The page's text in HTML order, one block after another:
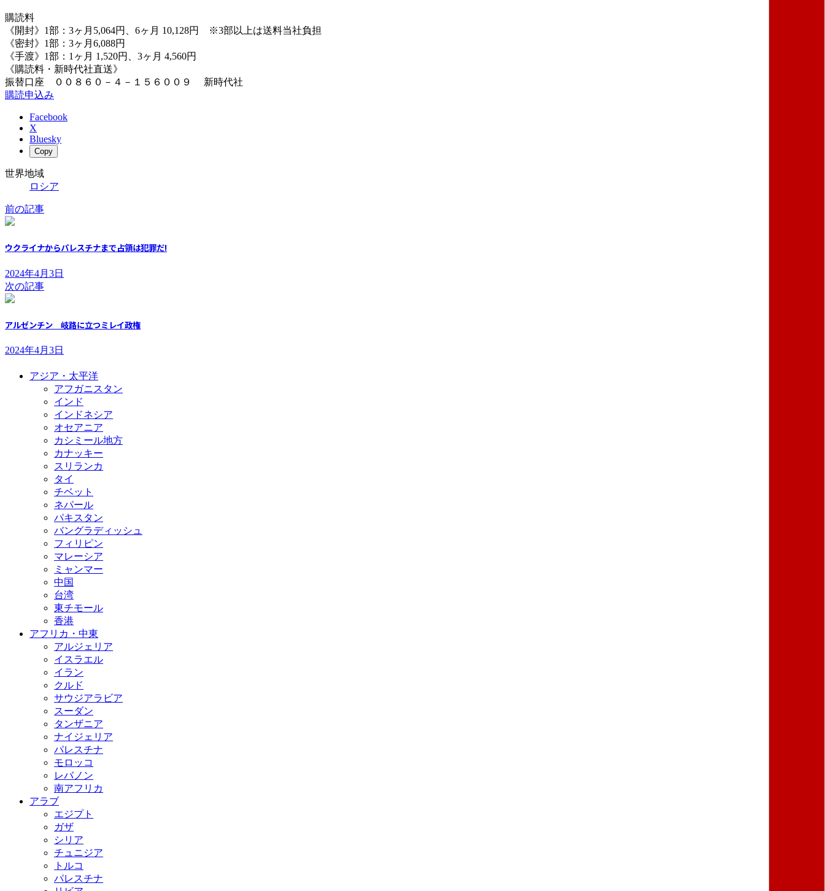
購読料
《開封》1部：3ヶ月5,064円、6ヶ月 10,128円 ※3部以上は送料当社負担
《密封》1部：3ヶ月6,088円
《手渡》1部：1ヶ月 1,520円、3ヶ月 4,560円
《購読料・新時代社直送》
振替口座 ００８６０－４－１５６００９ 新時代社
購読申込み
Facebook
X
Bluesky
Copy
世界地域
ロシア
前の記事
ウクライナからパレスチナまで占領は犯罪だ!
2024年4月3日
次の記事
アルゼンチン 岐路に立つミレイ政権
2024年4月3日
アジア・太平洋
アフガニスタン
インド
インドネシア
オセアニア
カシミール地方
カナッキー
スリランカ
タイ
チベット
ネパール
パキスタン
バングラディッシュ
フィリピン
マレーシア
ミャンマー
中国
台湾
東チモール
香港
アフリカ・中東
アルジェリア
イスラエル
イラン
クルド
サウジアラビア
スーダン
タンザニア
ナイジェリア
パレスチナ
モロッコ
レバノン
南アフリカ
アラブ
エジプト
ガザ
シリア
チュニジア
トルコ
パレスチナ